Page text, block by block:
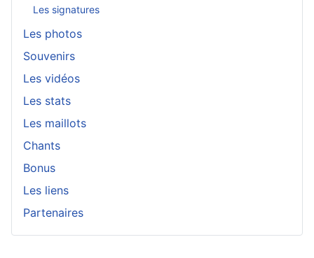
Les signatures
Les photos
Souvenirs
Les vidéos
Les stats
Les maillots
Chants
Bonus
Les liens
Partenaires